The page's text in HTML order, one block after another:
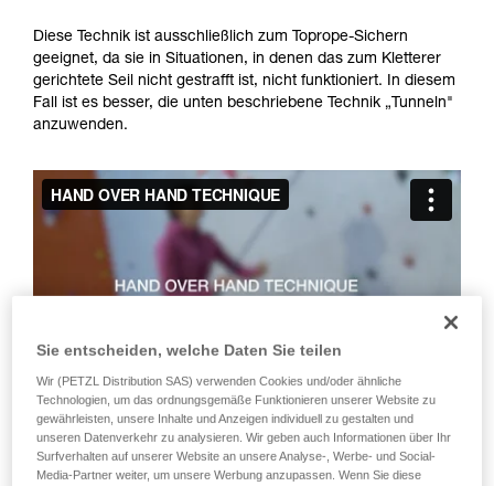
verstehen zu können, müssen Sie zuerst die in
der Gebrauchsanweisung enthaltenen
Informationen richtig verstanden haben.
Die Beherrschung dieser Techniken setzt eine
entsprechende Ausbildung und ein spezielles
Vorgang alleine sicher zu wiederholen, bevor
Sie ihn eigenständig durchführen.
Wir geben Beispiele für die mit Ihrer Aktivität
verbundenen Techniken. Möglicherweise gibt es
noch andere Techniken, die hier nicht
beschrieben werden.
Diese Technik ist ausschließlich zum Toprope-Sichern
geeignet, da sie in Situationen, in denen das zum Kletterer
gerichtete Seil nicht gestrafft ist, nicht funktioniert. In diesem
Fall ist es besser, die unten beschriebene Technik „Tunneln"
anzuwenden.
Technik 2: „Tunneln"
Sie entscheiden, welche Daten Sie teilen
Wir (PETZL Distribution SAS) verwenden Cookies und/oder ähnliche
Technologien, um das ordnungsgemäße Funktionieren unserer Website zu
gewährleisten, unsere Inhalte und Anzeigen individuell zu gestalten und
unseren Datenverkehr zu analysieren. Wir geben auch Informationen über Ihr
Surfverhalten auf unserer Website an unsere Analyse-, Werbe- und Social-
Media-Partner weiter, um unsere Werbung anzupassen. Wenn Sie diese